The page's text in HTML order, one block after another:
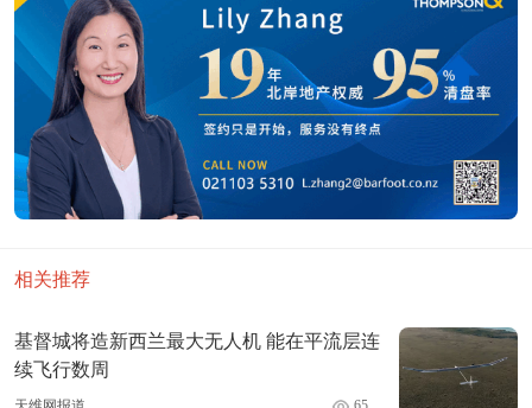
相关推荐
基督城将造新西兰最大无人机 能在平流层连
续飞行数周